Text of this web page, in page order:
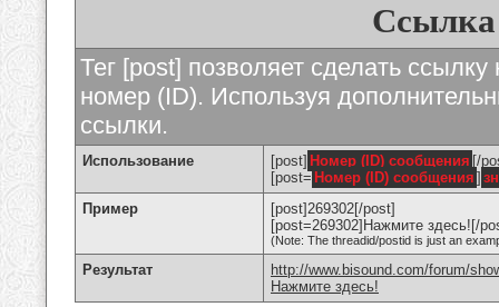
Ссылка
Тег [post] позволяет сделать
номер (ID). Используя
ссылки.
Использование [post] Номер (ID) сообщения [/
[post= Номер (ID) сообщения ]
Пример
[post]269302[/post]
[post=269302]Нажмите здесь![/
(Note: The threadid/postid is just an
Результат
http://www.bisound.com/forum/
Нажмите здесь!